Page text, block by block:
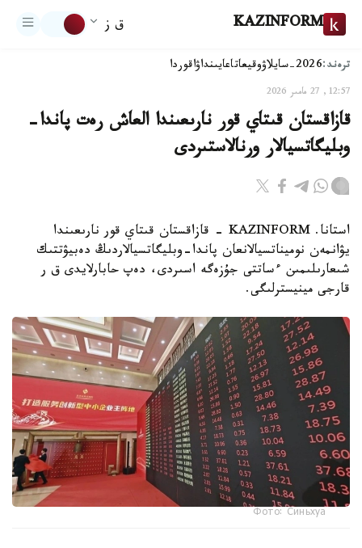
KAZINFORM ق ز
ترەند:2026-سايلاۋ وقيعاتاعايىنداۋاقوردا
12:57, 27 مامىر 2026
قازاقستان قىتاي قور نارىعىندا العاش رەت پاندا-
وبليگاتسيالار ورنالاستىردى
استانا. KAZINFORM - قازاقستان قىتاي قور نارىعىندا
يۋانمەن نوميناتسيالانعان پاندا-وبليگاتسيالاردىڭ دەبيۋتتىك
شىعارىلىمىن ءساتتى جۇزەگە اسىردى، دەپ حابارلايدى ق ر
قارجى مينيسترلىگى.
Фото: Синьхуа